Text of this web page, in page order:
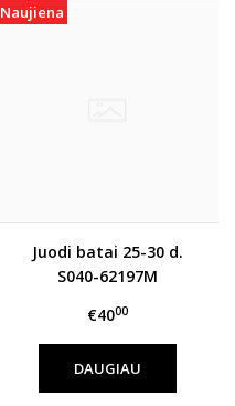
Naujiena
Juodi batai 25-30 d.
S040-62197M
€4000
DAUGIAU